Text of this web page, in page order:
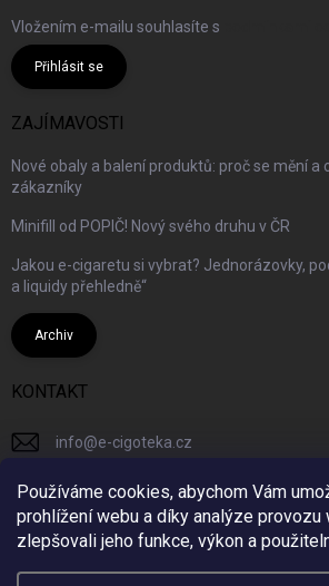
Používáme cookies, abychom Vám
prohlížení webu a díky analýze provozu
zlepšovali jeho funkce, výkon a
Vložením e-mailu souhlasíte s
Přihlásit se
ZAJÍMAVOSTI
Nové obaly a balení produktů: proč se mění a
zákazníky
Minifill od POPIČ! Nový svého druhu v ČR
Jakou e-cigaretu si vybrat? Jednorázovky,
a liquidy přehledně“
Archiv
KONTAKT
info@e-cigoteka.cz
+420725944333
ecigotekacz/